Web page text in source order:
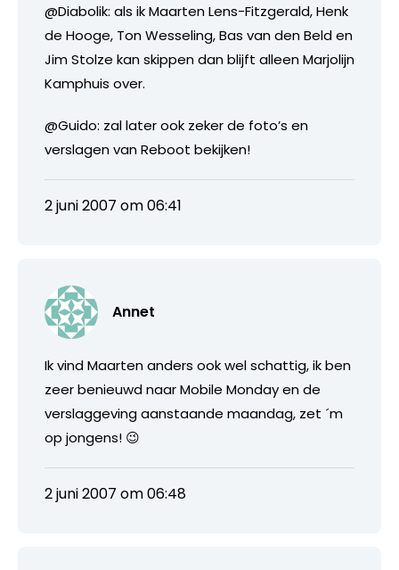
@Diabolik: als ik Maarten Lens-Fitzgerald, Henk
de Hooge, Ton Wesseling, Bas van den Beld en
Jim Stolze kan skippen dan blijft alleen Marjolijn
Kamphuis over.
@Guido: zal later ook zeker de foto’s en
verslagen van Reboot bekijken!
2 juni 2007 om 06:41
Annet
Ik vind Maarten anders ook wel schattig, ik ben
zeer benieuwd naar Mobile Monday en de
verslaggeving aanstaande maandag, zet ´m
op jongens! 😉
2 juni 2007 om 06:48